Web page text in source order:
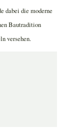
dabei die moderne
Bautradition
versehen.